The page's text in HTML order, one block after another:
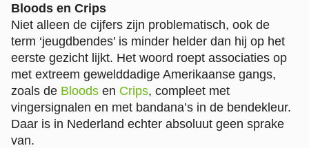
Bloods en Crips
Niet alleen de cijfers zijn problematisch, ook de
term ‘jeugdbendes’ is minder helder dan hij op het
eerste gezicht lijkt. Het woord roept associaties op
met extreem gewelddadige Amerikaanse gangs,
zoals de Bloods en Crips, compleet met
vingersignalen en met bandana’s in de bendekleur.
Daar is in Nederland echter absoluut geen sprake
van.